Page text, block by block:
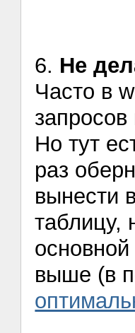
6. Не
Часто в
Но тут
раз
вынести
таблицу,
выше (в